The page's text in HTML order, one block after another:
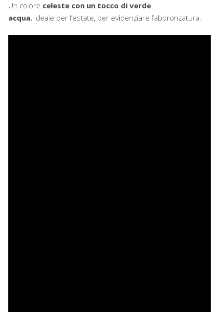
Un colore celeste con un tocco di verde
acqua. Ideale per l’estate, per evidenziare l’abbronzatura.